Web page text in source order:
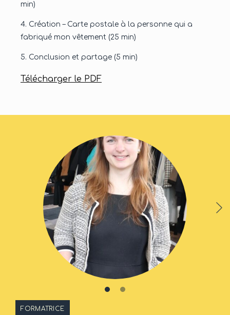
FORMATRICE
min)
4. Création – Carte postale à la personne qui a
fabriqué mon vêtement (25 min)
5. Conclusion et partage (5 min)